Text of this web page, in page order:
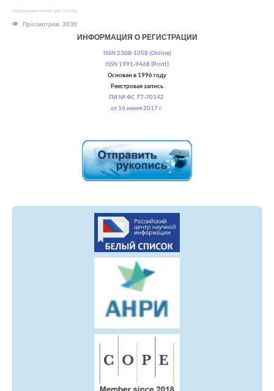
Социальные кнопки для Joomla
Просмотров: 3636
ИНФОРМАЦИЯ О РЕГИСТРАЦИИ
ISSN 2308-1058 (Online)
ISSN 1991-9468 (Print)
Основан в 1996 году
Реестровая запись
ПИ № ФС 77-70142
от 16 июня 2017 г.